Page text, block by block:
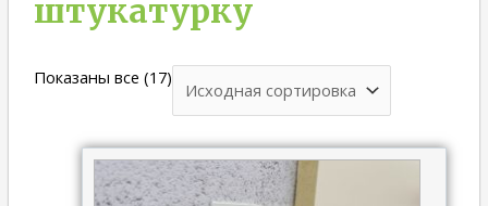
штукатурку
Показаны все (17)